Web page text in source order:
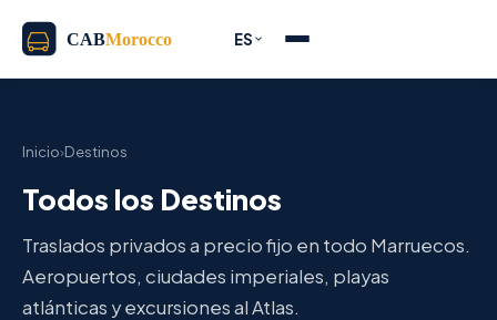
ES
Inicio›Destinos
Todos los Destinos
Traslados privados a precio fijo en todo Marruecos.
Aeropuertos, ciudades imperiales, playas
atlánticas y excursiones al Atlas.